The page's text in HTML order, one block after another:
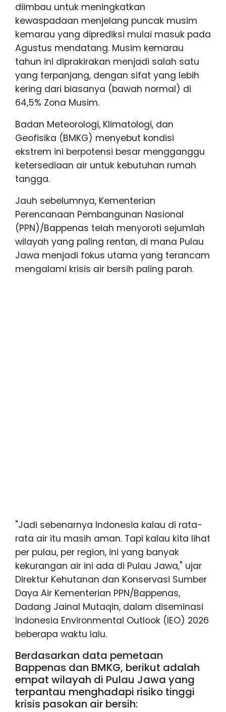
diimbau untuk meningkatkan
kewaspadaan menjelang puncak musim
kemarau yang diprediksi mulai masuk pada
Agustus mendatang. Musim kemarau
tahun ini diprakirakan menjadi salah satu
yang terpanjang, dengan sifat yang lebih
kering dari biasanya (bawah normal) di
64,5% Zona Musim.
Badan Meteorologi, Klimatologi, dan
Geofisika (BMKG) menyebut kondisi
ekstrem ini berpotensi besar mengganggu
ketersediaan air untuk kebutuhan rumah
tangga.
Jauh sebelumnya, Kementerian
Perencanaan Pembangunan Nasional
(PPN)/Bappenas telah menyoroti sejumlah
wilayah yang paling rentan, di mana Pulau
Jawa menjadi fokus utama yang terancam
mengalami krisis air bersih paling parah.
"Jadi sebenarnya Indonesia kalau di rata-
rata air itu masih aman. Tapi kalau kita lihat
per pulau, per region, ini yang banyak
kekurangan air ini ada di Pulau Jawa," ujar
Direktur Kehutanan dan Konservasi Sumber
Daya Air Kementerian PPN/Bappenas,
Dadang Jainal Mutaqin, dalam diseminasi
Indonesia Environmental Outlook (IEO) 2026
beberapa waktu lalu.
Berdasarkan data pemetaan
Bappenas dan BMKG, berikut adalah
empat wilayah di Pulau Jawa yang
terpantau menghadapi risiko tinggi
krisis pasokan air bersih: